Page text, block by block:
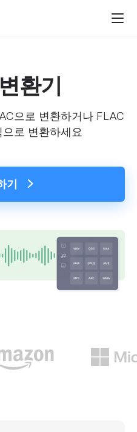
환기
으로 변환하거나 FLAC
로 변환하세요
기